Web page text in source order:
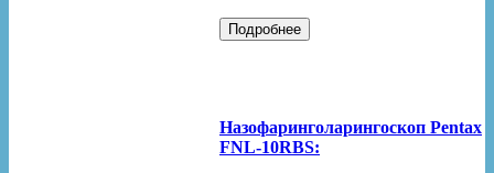
Назофаринголарингоскоп Pentax
FNL-10RBS: